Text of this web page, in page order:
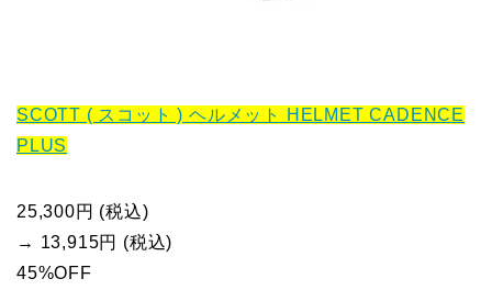
SCOTT ( スコット ) ヘルメット HELMET CADENCE
PLUS
25,300円 (税込)
→ 13,915円 (税込)
45%OFF